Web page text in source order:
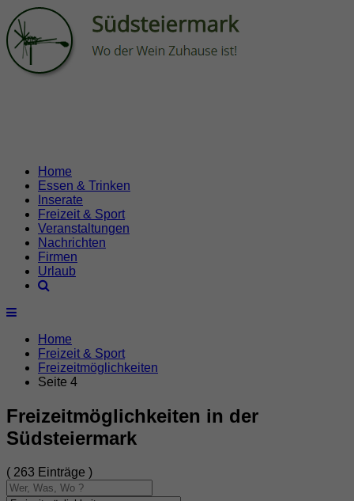
Home
Essen & Trinken
Inserate
Freizeit & Sport
Veranstaltungen
Nachrichten
Firmen
Urlaub
Home
Freizeit & Sport
Freizeitmöglichkeiten
Seite 4
Freizeitmöglichkeiten in der
Südsteiermark
( 263 Einträge )